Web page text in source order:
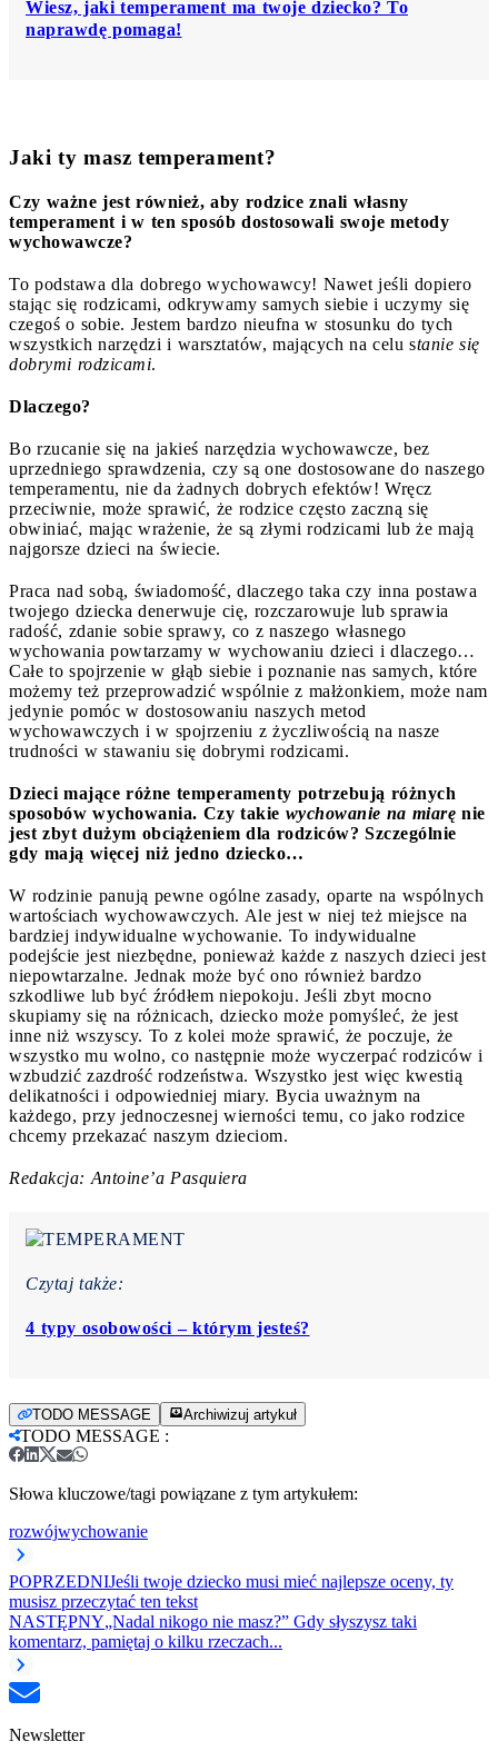
Wiesz, jaki temperament ma twoje dziecko? To
naprawdę pomaga!
Jaki ty masz temperament?
Czy ważne jest również, aby rodzice znali własny
temperament i w ten sposób dostosowali swoje metody
wychowawcze?
To podstawa dla dobrego wychowawcy! Nawet jeśli dopiero
stając się rodzicami, odkrywamy samych siebie i uczymy się
czegoś o sobie. Jestem bardzo nieufna w stosunku do tych
wszystkich narzędzi i warsztatów, mających na celu stanie się
dobrymi rodzicami.
Dlaczego?
Bo rzucanie się na jakieś narzędzia wychowawcze, bez
uprzedniego sprawdzenia, czy są one dostosowane do naszego
temperamentu, nie da żadnych dobrych efektów! Wręcz
przeciwnie, może sprawić, że rodzice często zaczną się
obwiniać, mając wrażenie, że są złymi rodzicami lub że mają
najgorsze dzieci na świecie.
Praca nad sobą, świadomość, dlaczego taka czy inna postawa
twojego dziecka denerwuje cię, rozczarowuje lub sprawia
radość, zdanie sobie sprawy, co z naszego własnego
wychowania powtarzamy w wychowaniu dzieci i dlaczego…
Całe to spojrzenie w głąb siebie i poznanie nas samych, które
możemy też przeprowadzić wspólnie z małżonkiem, może nam
jedynie pomóc w dostosowaniu naszych metod
wychowawczych i w spojrzeniu z życzliwością na nasze
trudności w stawaniu się dobrymi rodzicami.
Dzieci mające różne temperamenty potrzebują różnych
sposobów wychowania. Czy takie wychowanie na miarę nie
jest zbyt dużym obciążeniem dla rodziców? Szczególnie
gdy mają więcej niż jedno dziecko…
W rodzinie panują pewne ogólne zasady, oparte na wspólnych
wartościach wychowawczych. Ale jest w niej też miejsce na
bardziej indywidualne wychowanie. To indywidualne
podejście jest niezbędne, ponieważ każde z naszych dzieci jest
niepowtarzalne. Jednak może być ono również bardzo
szkodliwe lub być źródłem niepokoju. Jeśli zbyt mocno
skupiamy się na różnicach, dziecko może pomyśleć, że jest
inne niż wszyscy. To z kolei może sprawić, że poczuje, że
wszystko mu wolno, co następnie może wyczerpać rodziców i
wzbudzić zazdrość rodzeństwa. Wszystko jest więc kwestią
delikatności i odpowiedniej miary. Bycia uważnym na
każdego, przy jednoczesnej wierności temu, co jako rodzice
chcemy przekazać naszym dzieciom.
Redakcja: Antoine’a Pasquiera
Czytaj także:
4 typy osobowości – którym jesteś?
TODO MESSAGE Archiwizuj artykuł
TODO MESSAGE :
Słowa kluczowe/tagi powiązane z tym artykułem:
rozwójwychowanie
POPRZEDNIJeśli twoje dziecko musi mieć najlepsze oceny, ty
musisz przeczytać ten tekst
NASTĘPNY„Nadal nikogo nie masz?” Gdy słyszysz taki
komentarz, pamiętaj o kilku rzeczach...
Newsletter